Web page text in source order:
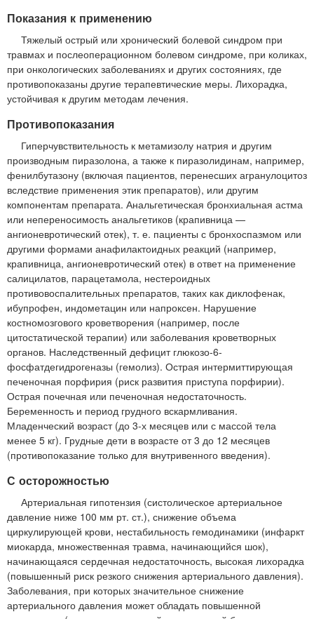
Показания к применению
Тяжелый острый или хронический болевой синдром при
травмах и послеоперационном болевом синдроме, при коликах,
при онкологических заболеваниях и других состояниях, где
противопоказаны другие терапевтические меры. Лихорадка,
устойчивая к другим методам лечения.
Противопоказания
Гиперчувствительность к метамизолу натрия и другим
производным пиразолона, а также к пиразолидинам, например,
фенилбутазону (включая пациентов, перенесших агранулоцитоз
вследствие применения этик препаратов), или другим
компонентам препарата. Анальгетическая бронхиальная астма
или непереносимость анальгетиков (крапивница —
ангионевротический отек), т. е. пациенты с бронхоспазмом или
другими формами анафилактоидных реакций (например,
крапивница, ангионевротический отек) в ответ на применение
салицилатов, парацетамола, нестероидных
противовоспалительных препаратов, таких как диклофенак,
ибупрофен, индометацин или напроксен. Нарушение
костномозгового кроветворения (например, после
цитостатической терапии) или заболевания кроветворных
органов. Наследственный дефицит глюкозо-6-
фосфатдегидрогеназы (гемолиз). Острая интермиттирующая
печеночная порфирия (риск развития приступа порфирии).
Острая почечная или печеночная недостаточность.
Беременность и период грудного вскармливания.
Младенческий возраст (до 3-х месяцев или с массой тела
менее 5 кг). Грудные дети в возрасте от 3 до 12 месяцев
(противопоказание только для внутривенного введения).
С осторожностью
Артериальная гипотензия (систолическое артериальное
давление ниже 100 мм рт. ст.), снижение объема
циркулирующей крови, нестабильность гемодинамики (инфаркт
миокарда, множественная травма, начинающийся шок),
начинающаяся сердечная недостаточность, высокая лихорадка
(повышенный риск резкого снижения артериального давления).
Заболевания, при которых значительное снижение
артериального давления может обладать повышенной